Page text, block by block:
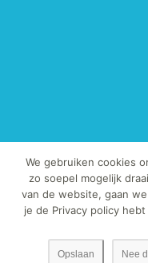
© Copyright 2013-2019 -
en / of teksten is strafbaar.
We gebruiken cookies
zo soepel mogelijk
van de website, gaan
je de Privacy policy
Opslaan Nee